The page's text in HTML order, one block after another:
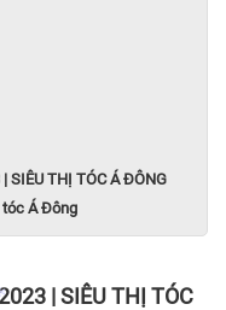
SIÊU THỊ TÓC Á ĐÔNG
Á Đông
| SIÊU THỊ TÓC